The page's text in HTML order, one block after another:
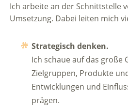
Ich arbeite an der Schnittstelle
Umsetzung. Dabei leiten mich
Strategisch denken.
Ich schaue auf das große
Zielgruppen, Produkte
Entwicklungen und
prägen.